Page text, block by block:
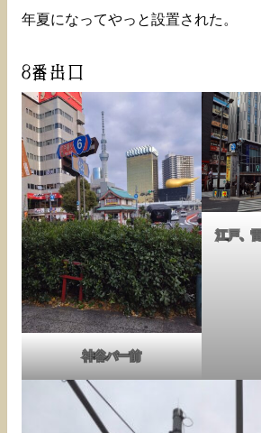
年夏になってやっと設置された。
8番出口
神谷バー前
江戸、